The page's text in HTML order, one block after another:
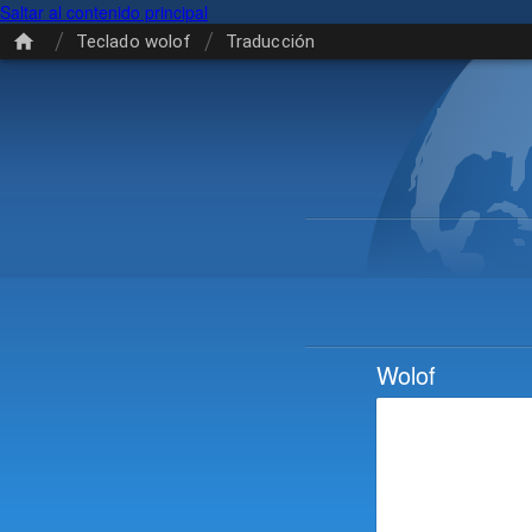
Saltar al contenido principal
/ Teclado wolof / Traducción
Wolof